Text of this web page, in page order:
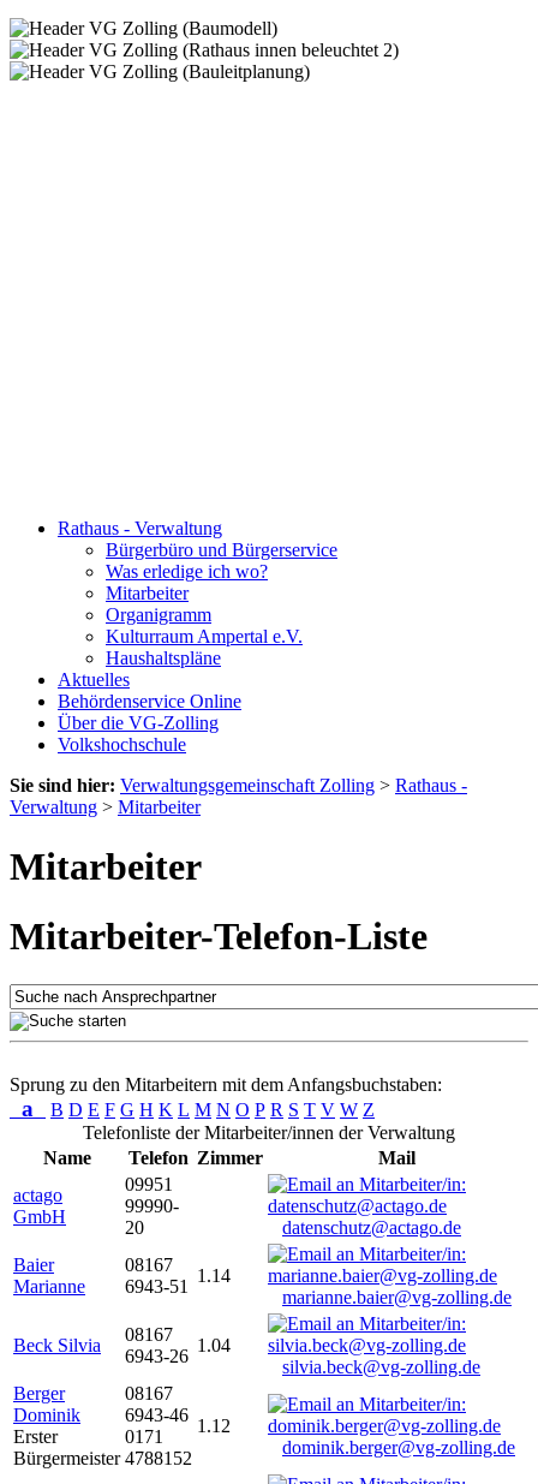
Rathaus - Verwaltung
Bürgerbüro und Bürgerservice
Was erledige ich wo?
Mitarbeiter
Organigramm
Kulturraum Ampertal e.V.
Haushaltspläne
Aktuelles
Behördenservice Online
Über die VG-Zolling
Volkshochschule
Sie sind hier: Verwaltungsgemeinschaft Zolling > Rathaus -
Verwaltung > Mitarbeiter
Mitarbeiter
Mitarbeiter-Telefon-Liste
Sprung zu den Mitarbeitern mit dem Anfangsbuchstaben:
a B D E F G H K L M N O P R S T V W Z
Telefonliste der Mitarbeiter/innen der Verwaltung
Name
Telefon Zimmer
Mail
actago
GmbH
09951
99990-
20
datenschutz@actago.de
Baier
Marianne
08167
6943-51
1.14
marianne.baier@vg-zolling.de
Beck Silvia
08167
6943-26
1.04
silvia.beck@vg-zolling.de
Berger
Dominik
Erster
Bürgermeister
08167
6943-46
0171
4788152
1.12
dominik.berger@vg-zolling.de